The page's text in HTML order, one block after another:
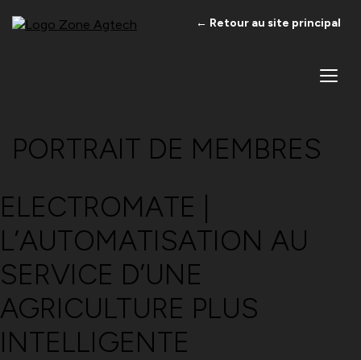
← Retour au site principal
PORTRAIT DE MEMBRES
ELECTROMATE |
L’AUTOMATISATION AU
SERVICE D’UNE
AGRICULTURE PLUS
INTELLIGENTE